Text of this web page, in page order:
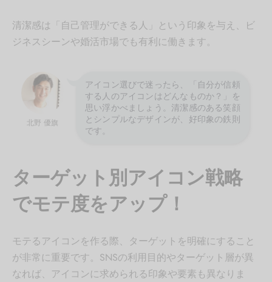
清潔感は「自己管理ができる人」という印象を与え、ビ
ジネスシーンや婚活市場でも有利に働きます。
北野 優旗
アイコン選びで迷ったら、「自分が信頼
する人のアイコンはどんなものか？」を
思い浮かべましょう。清潔感のある笑顔
とシンプルなデザインが、好印象の鉄則
です。
ターゲット別アイコン戦略
でモテ度をアップ！
モテるアイコンを作る際、ターゲットを明確にすること
が非常に重要です。SNSの利用目的やターゲット層が異
なれば、アイコンに求められる印象や要素も異なりま